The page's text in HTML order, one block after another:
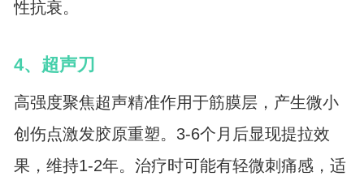
性抗衰。
4、超声刀
高强度聚焦超声精准作用于筋膜层，产生微小
创伤点激发胶原重塑。3-6个月后显现提拉效
果，维持1-2年。治疗时可能有轻微刺痛感，适